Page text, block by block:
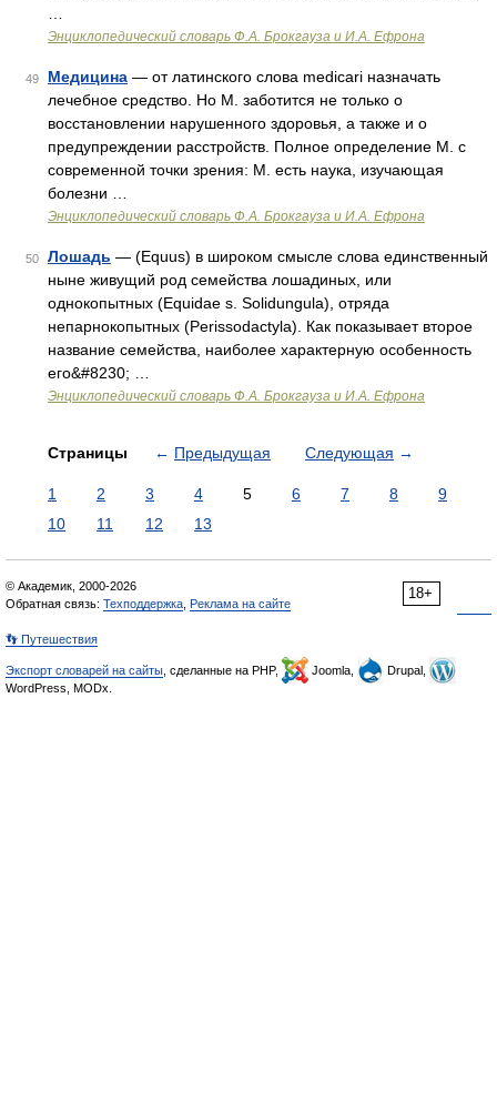
Энциклопедический словарь Ф.А. Брокгауза и И.А. Ефрона
49 Медицина — от латинского слова medicari назначать
лечебное средство. Но М. заботится не только о
восстановлении нарушенного здоровья, а также и о
предупреждении расстройств. Полное определение М. с
современной точки зрения: М. есть наука, изучающая
болезни …
Энциклопедический словарь Ф.А. Брокгауза и И.А. Ефрона
50 Лошадь — (Equus) в широком смысле слова единственный
ныне живущий род семейства лошадиных, или
однокопытных (Equidae s. Solidungula), отряда
непарнокопытных (Perissodactyla). Как показывает второе
название семейства, наиболее характерную особенность
его&#8230; …
Энциклопедический словарь Ф.А. Брокгауза и И.А. Ефрона
Страницы ← Предыдущая Следующая →
1 2 3 4 5 6 7 8
9
10
11 12 13
18+
© Академик, 2000-2026
Обратная связь: Техподдержка Реклама на сайте
👣 Путешествия
Экспорт словарей на сайты , сделанные на PHP, Joomla,
Drupal,
WordPress, MODx.